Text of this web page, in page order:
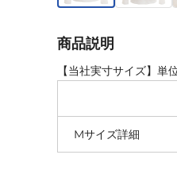
商品説明
【当社実寸サイズ】単
Mサイズ詳細